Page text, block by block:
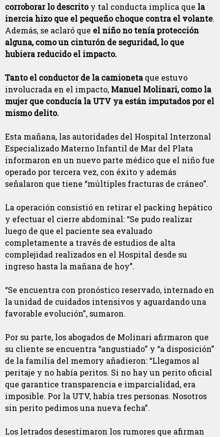
corroborar lo descritoy tal conducta implica que la
inercia hizo que el pequeño choque contra el volante.
Además, se aclaró que el niño no tenía protección
alguna, como un cinturón de seguridad, lo que
hubiera reducido el impacto.
Tanto el conductor de la camionetaque estuvo
involucrada en el impacto, Manuel Molinari, como la
mujer que conducía la UTV ya están imputados por el
mismo delito.
Esta mañana, las autoridades del Hospital Interzonal
Especializado Materno Infantil de Mar del Plata
informaron en un nuevo parte médico que el niño fue
operado por tercera vez, con éxito y además
señalaron que tiene “múltiples fracturas de cráneo”.
La operación consistió en retirar el packing hepático
y efectuar el cierre abdominal: “Se pudo realizar
luego de que el paciente sea evaluado
completamente a través de estudios de alta
complejidad realizados en el Hospital desde su
ingreso hasta la mañana de hoy”.
“Se encuentra con pronóstico reservado, internado en
la unidad de cuidados intensivos y aguardando una
favorable evolución”, sumaron.
Por su parte, los abogados de Molinari afirmaron que
su cliente se encuentra “angustiado” y “a disposición”
de la familia del memory añadieron: “Llegamos al
peritaje y no había peritos. Si no hay un perito oficial
que garantice transparencia e imparcialidad, era
imposible. Por la UTV, había tres personas. Nosotros
sin perito pedimos una nueva fecha”.
Los letrados desestimaron los rumores que afirman